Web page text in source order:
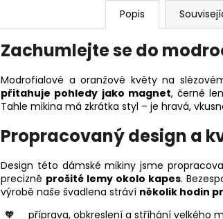
Popis
Zachumlejte se do
Modrofialové a oranžové květy na
přitahuje pohledy jako magnet, černé
Tahle mikina má zkrátka styl – je hravá,
Propracovaný design a
Design této dámské mikiny jsme
precizně prošité lemy okolo kapes.
výrobě naše švadlena stráví několik hodin
příprava, obkreslení a stříhání velkého